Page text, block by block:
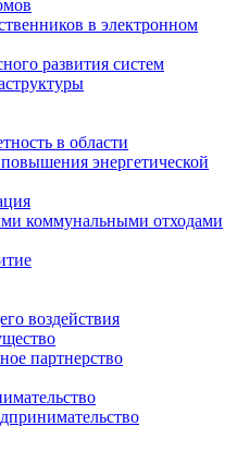
в электронном
развития систем
в области
энергетической
коммунальными отходами
воздействия
партнерство